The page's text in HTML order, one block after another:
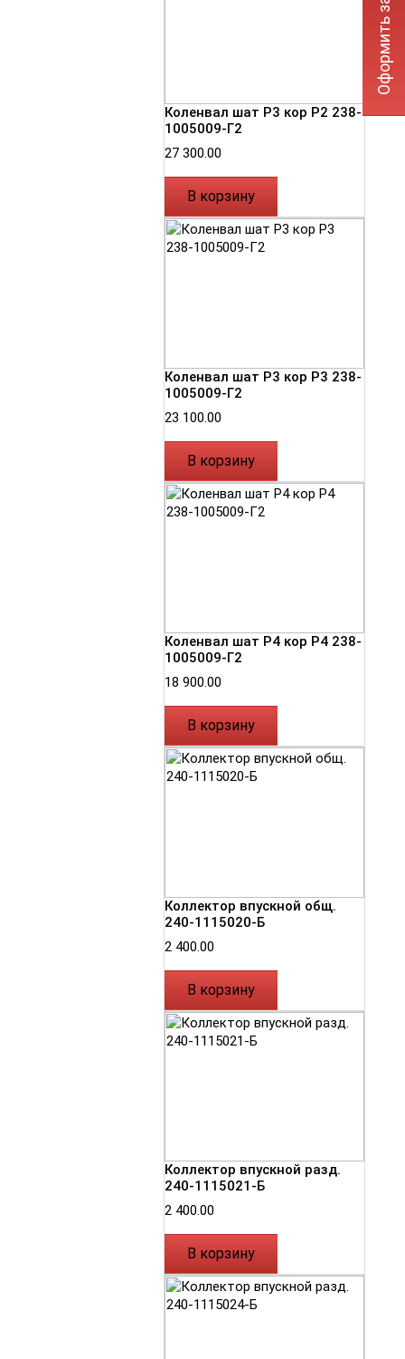
Коленвал шат Р3 кор Р2 238-
1005009-Г2
27 300.00
В корзину
Коленвал шат Р3 кор Р3 238-
1005009-Г2
23 100.00
В корзину
Коленвал шат Р4 кор Р4 238-
1005009-Г2
18 900.00
В корзину
Коллектор впускной общ.
240-1115020-Б
2 400.00
В корзину
Коллектор впускной разд.
240-1115021-Б
2 400.00
В корзину
Оформить заявку